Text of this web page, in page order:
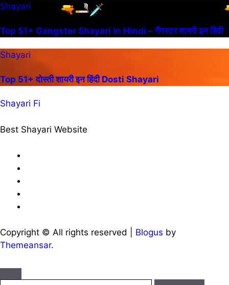
Shayari
Top 51+ Gangster Shayari In Hindi – गैंगस्टर शायरी इन हिंदी
Shayari
Top 51+ दोस्ती शायरी इन हिंदी Dosti Shayari
Shayari Fi
Best Shayari Website
Copyright © All rights reserved Blogus by
Themeansar.